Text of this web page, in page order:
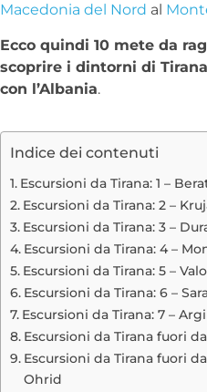
Macedonia del Nord al
Ecco quindi 10 mete da
scoprire i dintorni di
con l’Albania.
Indice dei contenuti
Escursioni da Tirana: 1 –
Escursioni da Tirana: 2 –
Escursioni da Tirana: 3 –
Escursioni da Tirana: 4 –
Escursioni da Tirana: 5 –
Escursioni da Tirana: 6 –
Escursioni da Tirana: 7 –
Escursioni da Tirana fuori
Escursioni da Tirana fuori
Ohrid